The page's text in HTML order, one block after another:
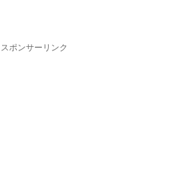
ポンサーリンク